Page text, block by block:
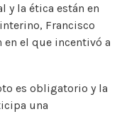
y la ética están en
Francisco
en el que incentivó a
es obligatorio y la
una